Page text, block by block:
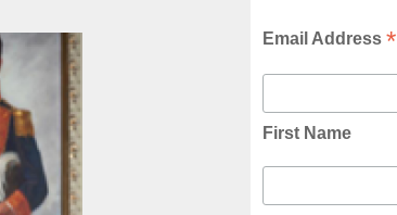
Email Address *
First Name